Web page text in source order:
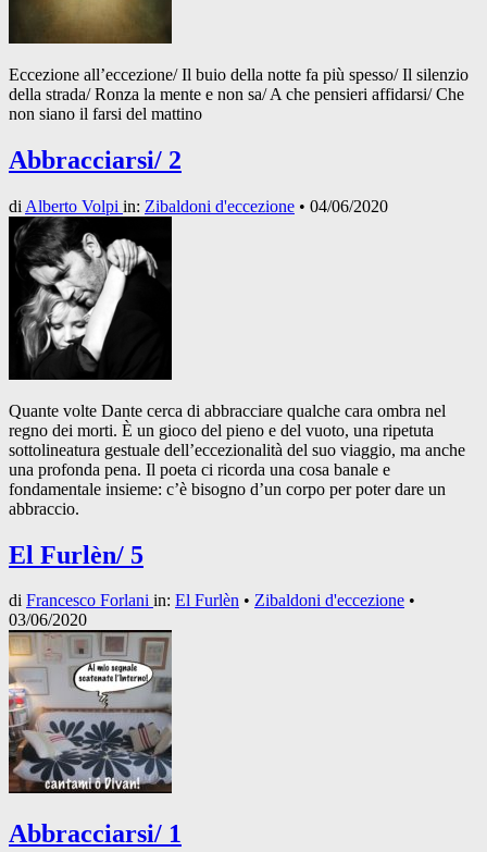
Eccezione all’eccezione/ Il buio della notte fa più spesso/ Il silenzio
della strada/ Ronza la mente e non sa/ A che pensieri affidarsi/ Che
non siano il farsi del mattino
Abbracciarsi/ 2
di Alberto Volpi in: Zibaldoni d'eccezione • 04/06/2020
Quante volte Dante cerca di abbracciare qualche cara ombra nel
regno dei morti. È un gioco del pieno e del vuoto, una ripetuta
sottolineatura gestuale dell’eccezionalità del suo viaggio, ma anche
una profonda pena. Il poeta ci ricorda una cosa banale e
fondamentale insieme: c’è bisogno d’un corpo per poter dare un
abbraccio.
El Furlèn/ 5
di Francesco Forlani in: El Furlèn • Zibaldoni d'eccezione •
03/06/2020
Abbracciarsi/ 1